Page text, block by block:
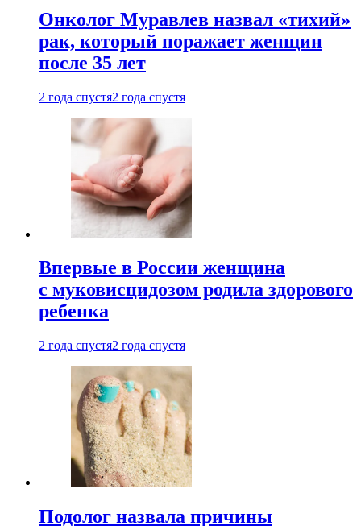
Онколог Муравлев назвал «тихий»
рак, который поражает женщин
после 35 лет
2 года спустя2 года спустя
Впервые в России женщина
с муковисцидозом родила здорового
ребенка
2 года спустя2 года спустя
Подолог назвала причины